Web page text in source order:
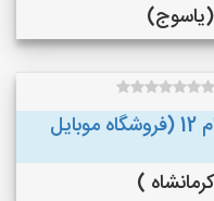
شیائومی POCO X6 5G نو رام 12 (فروشگاه موبایل